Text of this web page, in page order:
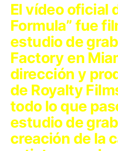
El vídeo oficial
Formula” fue
estudio de
Factory en
dirección y
de Royalty
todo lo que
estudio de
creación de la